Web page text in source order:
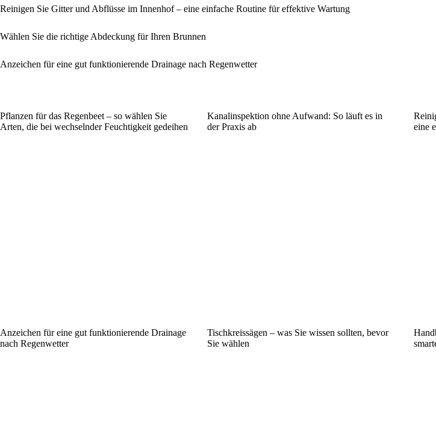
Reinigen Sie Gitter und Abflüsse im Innenhof – eine einfache Routine für effektive Wartung
Wählen Sie die richtige Abdeckung für Ihren Brunnen
Anzeichen für eine gut funktionierende Drainage nach Regenwetter
Pflanzen für das Regenbeet – so wählen Sie
Arten, die bei wechselnder Feuchtigkeit gedeihen
Kanalinspektion ohne Aufwand: So läuft es in
der Praxis ab
eine
Anzeichen für eine gut funktionierende Drainage
nach Regenwetter
Tischkreissägen – was Sie wissen sollten, bevor
Sie wählen